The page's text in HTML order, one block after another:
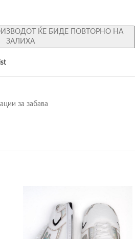
ЌЕ БИДЕ ПОВТОРНО НА
ЗАЛИХА
за забава